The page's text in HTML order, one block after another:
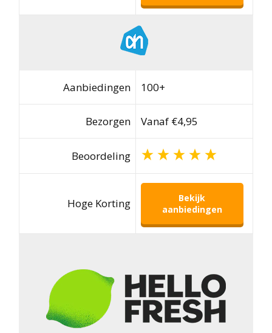
Aanbiedingen 100+
Bezorgen Vanaf €4,95
Beoordeling
Hoge Korting
Bekijk
aanbiedingen